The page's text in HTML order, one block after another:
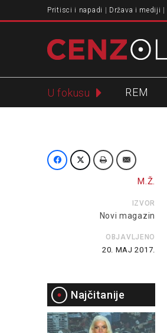
Pritisci i napadi Država i mediji
U fokusu REM
M.Ž.
IZVOR
Novi magazin
OBJAVLJENO
20. MAJ 2017.
Najčitanije